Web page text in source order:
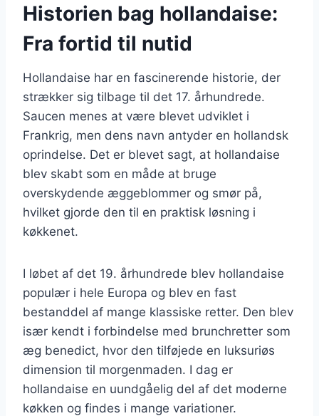
Historien bag hollandaise:
Fra fortid til nutid
Hollandaise har en fascinerende historie, der
strækker sig tilbage til det 17. århundrede.
Saucen menes at være blevet udviklet i
Frankrig, men dens navn antyder en hollandsk
oprindelse. Det er blevet sagt, at hollandaise
blev skabt som en måde at bruge
overskydende æggeblommer og smør på,
hvilket gjorde den til en praktisk løsning i
køkkenet.
I løbet af det 19. århundrede blev hollandaise
populær i hele Europa og blev en fast
bestanddel af mange klassiske retter. Den blev
især kendt i forbindelse med brunchretter som
æg benedict, hvor den tilføjede en luksuriøs
dimension til morgenmaden. I dag er
hollandaise en uundgåelig del af det moderne
køkken og findes i mange variationer.